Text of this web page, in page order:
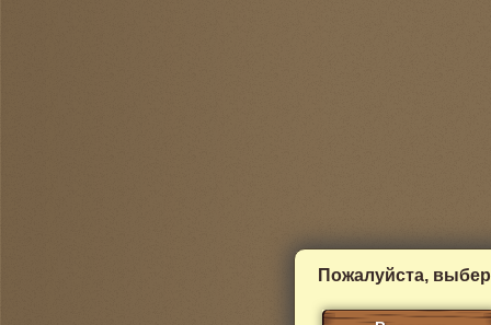
Пожалуйста,